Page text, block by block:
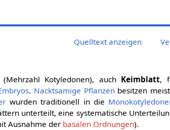
Quelltext anzeigen
(Mehrzahl Kotyledonen), auch Keimblatt,
. Nacktsamige Pflanzenbesitzen
wurden traditionell in die
unterteilt, eine systematische
Ausnahme der basalen Ordnungen).